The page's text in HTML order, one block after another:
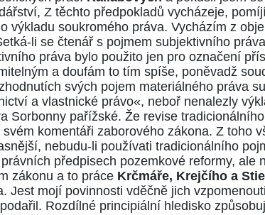
Z těchto předpokladů vycházeje,
výkladu soukromého práva. Vycházím z
li se čtenář s pojmem subjektivního
práva bylo použito jen pro označení
a doufám to tím spíše, poněvadž
svých pojem materiálného práva
a vlastnické právo«, neboř nenalezly
Sorbonny pařížské. Že revise
svém komentáři zaborového zákona. Z toho
nebudu-li používati tradicionálního
předpisech pozemkové reformy,
zákonu a to práce Krčmáře, Krejčího a
Jest mojí povinnosti vděčně jich
Rozdílné principiální hledisko